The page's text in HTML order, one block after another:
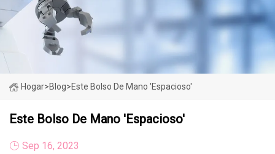
Hogar>Blog>Este Bolso De Mano 'espacioso'
Este Bolso De Mano 'espacioso'
Sep 16, 2023